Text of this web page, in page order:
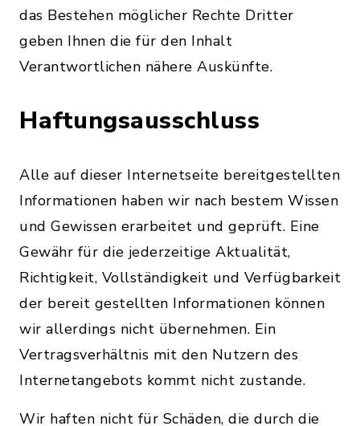
das Bestehen möglicher Rechte Dritter
geben Ihnen die für den Inhalt
Verantwortlichen nähere Auskünfte.
Haftungsausschluss
Alle auf dieser Internetseite bereitgestellten
Informationen haben wir nach bestem Wissen
und Gewissen erarbeitet und geprüft. Eine
Gewähr für die jederzeitige Aktualität,
Richtigkeit, Vollständigkeit und Verfügbarkeit
der bereit gestellten Informationen können
wir allerdings nicht übernehmen. Ein
Vertragsverhältnis mit den Nutzern des
Internetangebots kommt nicht zustande.
Wir haften nicht für Schäden, die durch die